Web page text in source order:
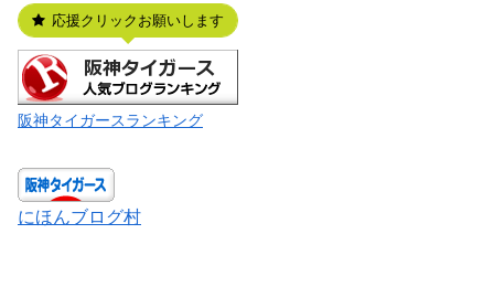
応援クリックお願いします
阪神タイガースランキング
にほんブログ村